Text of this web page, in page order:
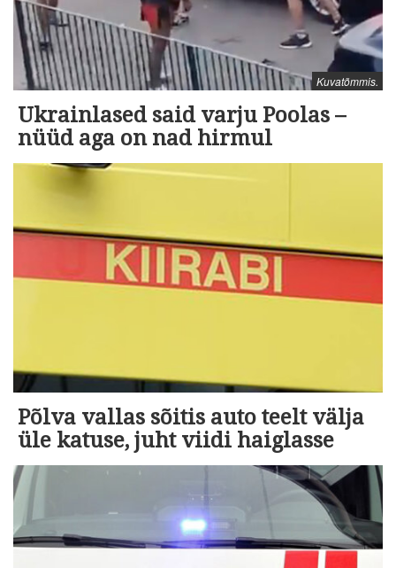
Kuvatõmmis.
Ukrainlased said varju Poolas –
nüüd aga on nad hirmul
Põlva vallas sõitis auto teelt välja
üle katuse, juht viidi haiglasse